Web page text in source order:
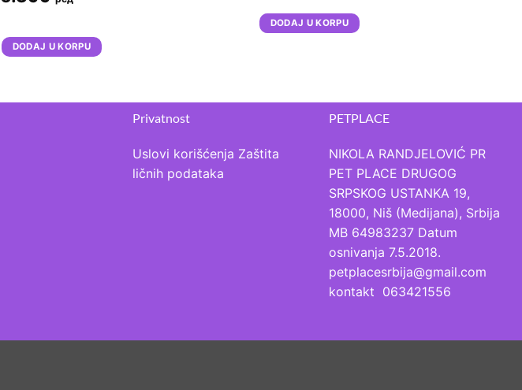
DODAJ U KORPU
DODAJ U KORPU
Privatnost
Uslovi korišćenja Zaštita
ličnih podataka
PETPLACE
NIKOLA RANDJELOVIĆ PR
PET PLACE DRUGOG
SRPSKOG USTANKA 19,
18000, Niš (Medijana), Srbija
MB 64983237 Datum
osnivanja 7.5.2018.
petplacesrbija@gmail.com
kontakt 063421556